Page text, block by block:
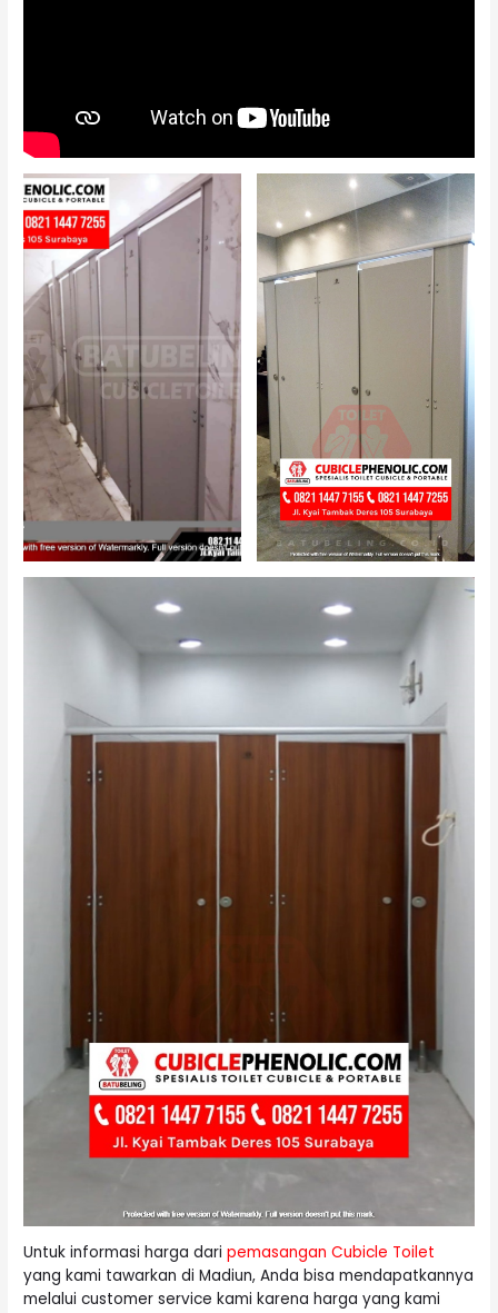
Untuk informasi harga daripemasangan Cubicle Toilet
yang kami tawarkan di Madiun, Anda bisa mendapatkannya
melalui customer service kami karena harga yang kami